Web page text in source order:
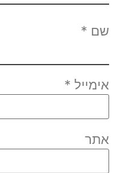
שם *
אימייל *
אתר